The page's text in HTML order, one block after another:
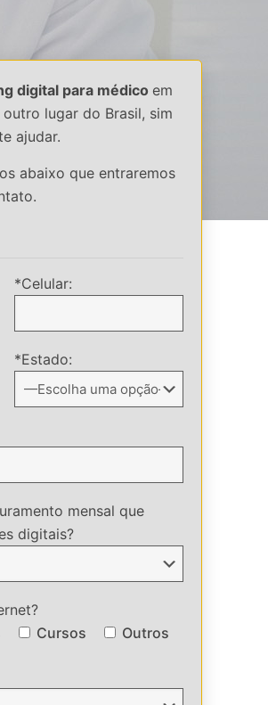
digital para médico em
lugar do Brasil, sim
ajudar.
abaixo que entraremos
*Celular:
*Estado:
mensal que
digitais?
Cursos Outros